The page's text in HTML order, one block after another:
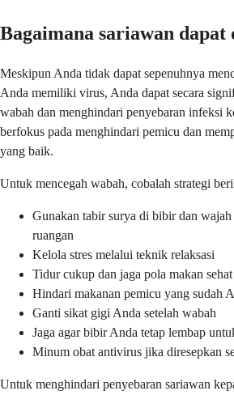
Bagaimana sariawan dapat
Meskipun Anda tidak dapat sepenuhnya
Anda memiliki virus, Anda dapat secara
wabah dan menghindari penyebaran infeksi
berfokus pada menghindari pemicu dan
yang baik.
Untuk mencegah wabah, cobalah strategi
Gunakan tabir surya di bibir dan
ruangan
Kelola stres melalui teknik relaksasi
Tidur cukup dan jaga pola makan sehat
Hindari makanan pemicu yang sudah
Ganti sikat gigi Anda setelah wabah
Jaga agar bibir Anda tetap lembap
Minum obat antivirus jika diresepkan
Untuk menghindari penyebaran sariawan